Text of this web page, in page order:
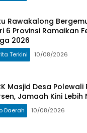
Rawakalong
6 Provinsi Ramaikan
2026
Terkini 10/08/2026
Masjid Desa Polewali
Jamaah Kini Lebih
Daerah 10/08/2026